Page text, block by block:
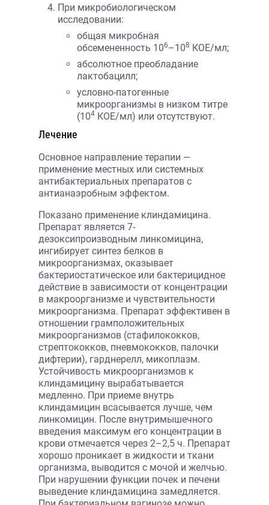
При микробиологическом
исследовании:
общая микробная
обсемененность 106–108 КОЕ/мл;
абсолютное преобладание
лактобацилл;
условно-патогенные
микроорганизмы в низком титре
(104 КОЕ/мл) или отсутствуют.
Лечение
Основное направление терапии —
применение местных или системных
антибактериальных препаратов с
антиана­эробным эффектом.
Показано применение клиндамицина.
Препарат является 7-
дезоксипроизводным линкомицина,
ингибирует синтез белков в
микроорганизмах, оказывает
бактериостатическое или бактерицидное
действие в зависимости от концентрации
в макроорганизме и чувствительности
микроорганизма. Препарат эффективен в
отношении грамположительных
микроорганизмов (стафилококков,
стрептококков, пневмококков, палочки
дифтерии), гарднерелл, микоплазм.
Устойчивость микроорганизмов к
клиндамицину вырабатывается
медленно. При приеме внутрь
клиндамицин всасывается лучше, чем
линкомицин. После внутримышечного
введения максимум его концентрации в
крови отмечается через 2–2,5 ч. Препарат
хорошо проникает в жидкости и ткани
организма, выводится с мочой и желчью.
При нарушении функции почек и печени
выведение клиндамицина замедляется.